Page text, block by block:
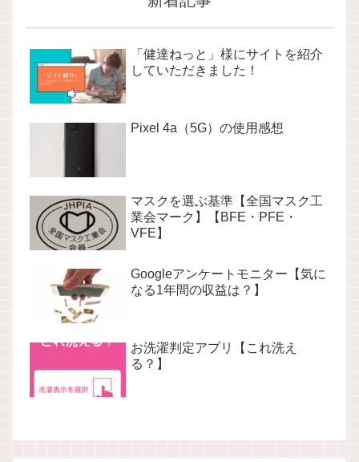
「健達ねっと」様にサイトを紹介
していただきました！
Pixel 4a（5G）の使用感想
マスクを選ぶ基準【全国マスク工
業会マーク】【BFE・PFE・
VFE】
Googleアンケートモニター【気に
なる1年間の収益は？】
お洗濯判定アプリ【これ洗え
る？】